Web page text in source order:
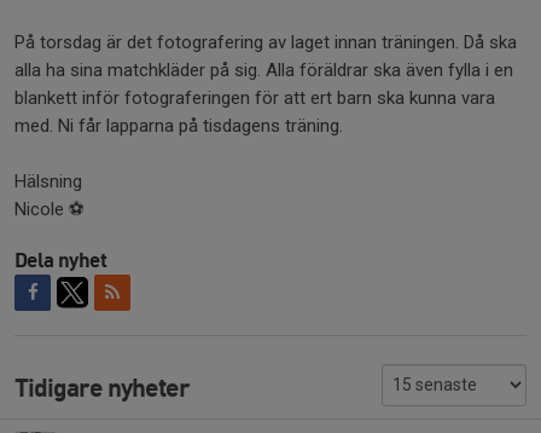
På torsdag är det fotografering av laget innan träningen. Då ska
alla ha sina matchkläder på sig. Alla föräldrar ska även fylla i en
blankett inför fotograferingen för att ert barn ska kunna vara
med. Ni får lapparna på tisdagens träning.
Hälsning
Nicole ⚽️
Dela nyhet
Tidigare nyheter